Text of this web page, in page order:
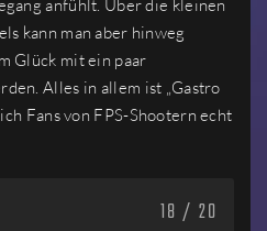
anfühlt. Über die kleinen
kann man aber hinweg
Glück mit ein paar
Alles in allem ist „Gastro
Fans von FPS-Shootern echt
18 / 20